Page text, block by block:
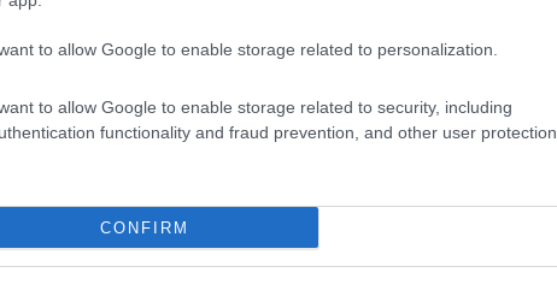
to allow Google to enable storage related to personalization.
to allow Google to enable storage related to security, including
functionality and fraud prevention, and other user protection.
CONFIRM
az